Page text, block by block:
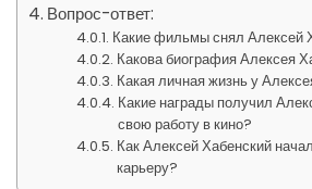
Вопрос-ответ:
Какие фильмы снял Алексей
Какова биография Алексея
Какая личная жизнь у
Какие награды получил
свою работу в кино?
Как Алексей Хабенский
карьеру?